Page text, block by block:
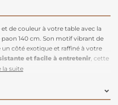
de couleur à votre table avec la
140 cm. Son motif vibrant de
côté exotique et raffiné à votre
et facile à entretenir, cette
votre table
tous types de tables. Parfaite pour
touche de couleur et de
la suite